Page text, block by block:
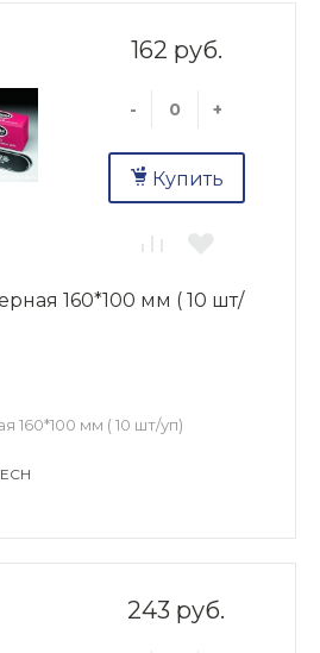
162 руб.
- +
Купить
160*100 мм ( 10 шт/
160*100 мм ( 10 шт/уп)
243 руб.